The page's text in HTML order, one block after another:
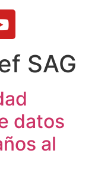
SAG
datos
al